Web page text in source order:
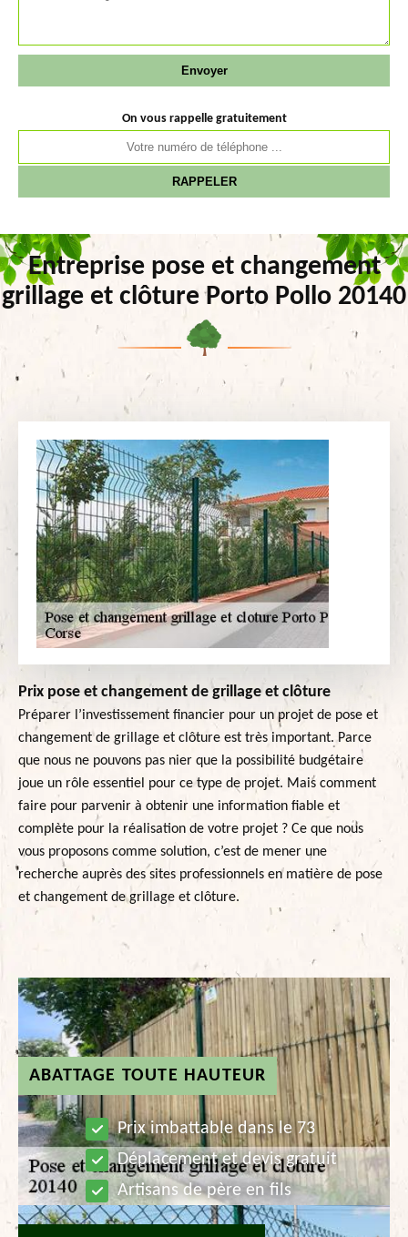
ABATTAGE TOUTE HAUTEUR
Prix imbattable dans le 73
Déplacement et devis gratuit
Artisans de père en fils
On vous rappelle gratuitement
Entreprise pose et changement
grillage et clôture Porto Pollo 20140
Prix pose et changement de grillage et clôture
Préparer l’investissement financier pour un projet de pose et
changement de grillage et clôture est très important. Parce
que nous ne pouvons pas nier que la possibilité budgétaire
joue un rôle essentiel pour ce type de projet. Mais comment
faire pour parvenir à obtenir une information fiable et
complète pour la réalisation de votre projet ? Ce que nous
vous proposons comme solution, c’est de mener une
recherche auprès des sites professionnels en matière de pose
et changement de grillage et clôture.